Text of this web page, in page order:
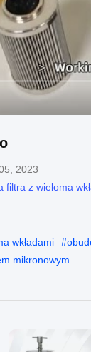
2023
filtra z wieloma
wkładami #
mikronowym